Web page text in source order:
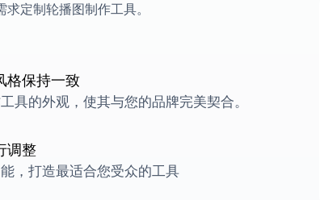
定制轮播图制作工具。
格保持一致
具的外观，使其与您的品牌完美契合。
调整
，打造最适合您受众的工具